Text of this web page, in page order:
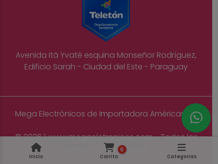
Inicio
0
Carrito Categorias
Avenida Itá Yvaté esquina Monseñor Rodríguez,
Edificio Sarah - Ciudad del Este - Paraguay
Mega Electrónicos de Importadora Américas S.A
© 2026 | www.megaeletronicos.com - Todos los
Derechos Reservados